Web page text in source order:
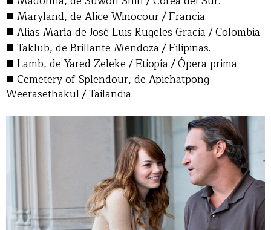
■ Maryland, de Alice Winocour / Francia.
■ Alias María de José Luis Rugeles Gracia / Colombia.
■ Taklub, de Brillante Mendoza / Filipinas.
■ Lamb, de Yared Zeleke / Etiopía / Ópera prima.
■ Cemetery of Splendour, de Apichatpong
Weerasethakul / Tailandia.